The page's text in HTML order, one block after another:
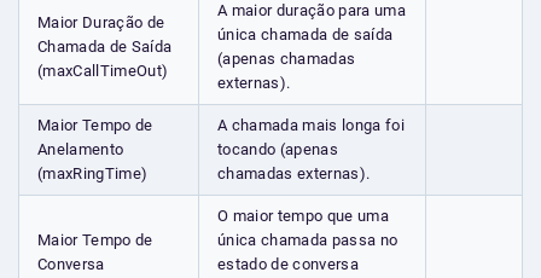
Maior Duração de
Chamada de Saída
(maxCallTimeOut)
A maior duração para uma
única chamada de saída
(apenas chamadas
externas).
Maior Tempo de
Anelamento
(maxRingTime)
A chamada mais longa foi
tocando (apenas
chamadas externas).
Maior Tempo de
Conversa
O maior tempo que uma
única chamada passa no
estado de conversa